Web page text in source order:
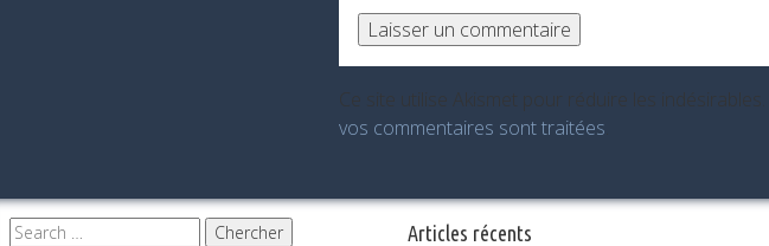
Ce site utilise Akismet pour réduire les indésirables.
vos commentaires sont traitées
Articles récents